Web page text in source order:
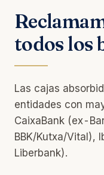
todos los
Las cajas
entidades con
CaixaBank (ex-
BBK/Kutxa/Vital),
Liberbank).